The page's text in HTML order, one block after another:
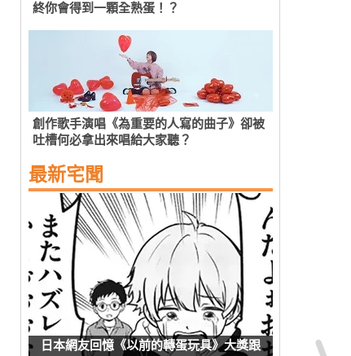
終你會得到一顆全熟蛋！？
創作歌手演唱《為重要的人寫的曲子》卻被
吐槽何必拿出來唱給大家聽？
最新宅聞
日本網友回憶《以前的轉蛋玩具》大獎跟